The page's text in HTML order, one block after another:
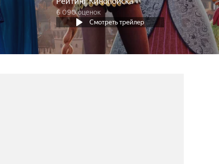
6 090 оценок
Смотреть трейлер